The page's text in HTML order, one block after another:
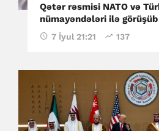
Qətər rəsmisi NATO və
nümayəndələri ilə görüşüb
7 İyul 21:21 137